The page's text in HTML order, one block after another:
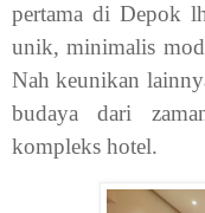
pertama di Depok
unik, minimalis
Nah keunikan
budaya dari
kompleks hotel.